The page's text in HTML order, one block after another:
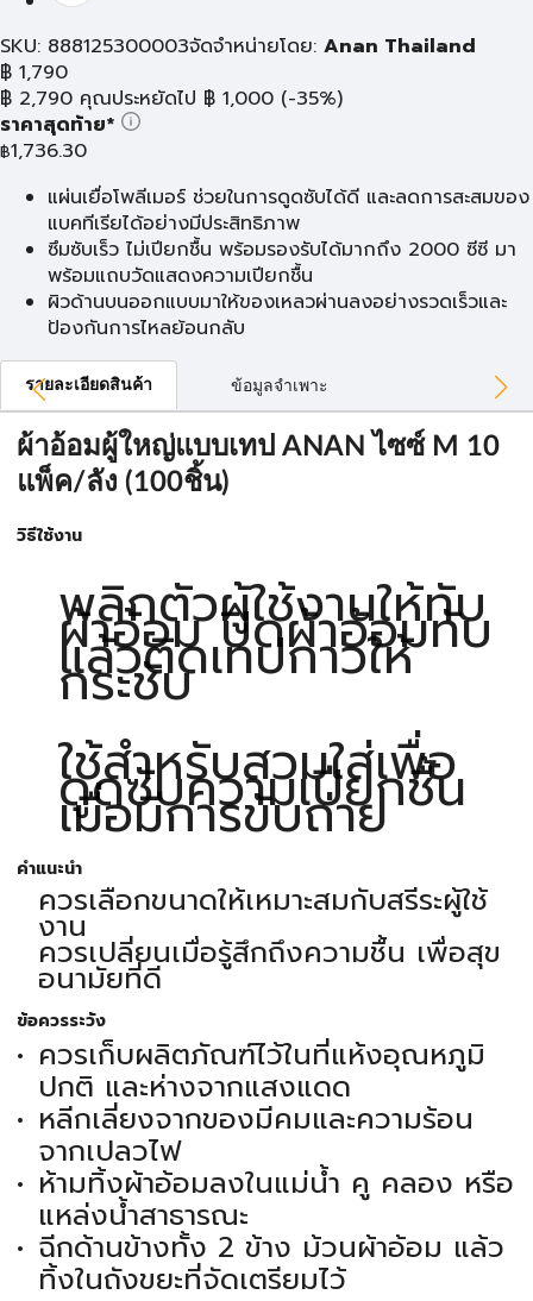
SKU: 888125300003จัดจำหน่ายโดย: Anan Thailand
฿ 1,790
฿ 2,790 คุณประหยัดไป ฿ 1,000 (-35%)
ราคาสุดท้าย*
฿1,736.30
แผ่นเยื่อโพลีเมอร์ ช่วยในการดูดซับได้ดี และลดการสะสมของ
แบคทีเรียได้อย่างมีประสิทธิภาพ
ซึมซับเร็ว ไม่เปียกชื้น พร้อมรองรับได้มากถึง 2000 ซีซี มา
พร้อมแถบวัดแสดงความเปียกชื้น
ผิวด้านบนออกแบบมาให้ของเหลวผ่านลงอย่างรวดเร็วและ
ป้องกันการไหลย้อนกลับ
รายละเอียดสินค้า ข้อมูลจำเพาะ
ผ้าอ้อมผู้ใหญ่แบบเทป ANAN ไซซ์ M 10
แพ็ค/ลัง (100ชิ้น)
วิธีใช้งาน
พลิกตัวผู้ใช้งานให้ทับ
ผ้าอ้อม ปิดผ้าอ้อมทับ
แล้วติดเทปกาวให้
กระชับ
ใช้สำหรับสวมใส่เพื่อ
ดูดซับความเปียกชื้น
เมื่อมีการขับถ่าย
คำแนะนำ
ควรเลือกขนาดให้เหมาะสมกับสรีระผู้ใช้
งาน
ควรเปลี่ยนเมื่อรู้สึกถึงความชื้น เพื่อสุข
อนามัยที่ดี
ข้อควรระวัง
ควรเก็บผลิตภัณฑ์ไว้ในที่แห้งอุณหภูมิ
ปกติ และห่างจากแสงแดด
หลีกเลี่ยงจากของมีคมและความร้อน
จากเปลวไฟ
ห้ามทิ้งผ้าอ้อมลงในแม่น้ำ คู คลอง หรือ
แหล่งน้ำสาธารณะ
ฉีกด้านข้างทั้ง 2 ข้าง ม้วนผ้าอ้อม แล้ว
ทิ้งในถังขยะที่จัดเตรียมไว้